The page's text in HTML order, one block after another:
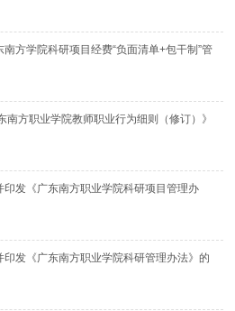
南方学院科研项目经费“负面清单+包干制”管
南方职业学院教师职业行为细则（修订）》
印发《广东南方职业学院科研项目管理办
印发《广东南方职业学院科研管理办法》的